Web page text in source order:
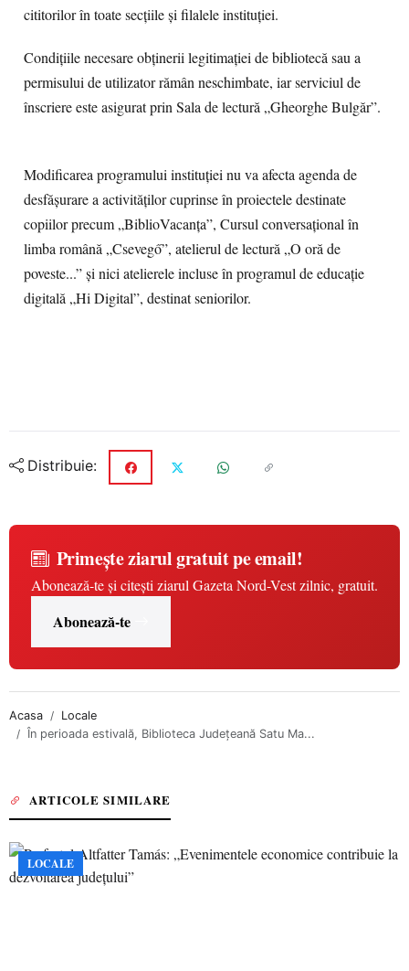
cititorilor în toate secțiile și filalele instituției.
Condițiile necesare obținerii legitimației de bibliotecă sau a
permisului de utilizator rămân neschimbate, iar serviciul de
înscriere este asigurat prin Sala de lectură „Gheorghe Bulgăr”.
Modificarea programului instituției nu va afecta agenda de
desfășurare a activităților cuprinse în proiectele destinate
copiilor precum „BiblioVacanța”, Cursul conversațional în
limba română „Csevegő”, atelierul de lectură „O oră de
poveste...” și nici atelierele incluse în programul de educație
digitală „Hi Digital”, destinat seniorilor.
Distribuie:
Primește ziarul gratuit pe email!
Abonează-te și citești ziarul Gazeta Nord-Vest zilnic, gratuit.
Abonează-te
Acasa
Locale
În perioada estivală, Biblioteca Județeană Satu Ma...
ARTICOLE SIMILARE
LOCALE